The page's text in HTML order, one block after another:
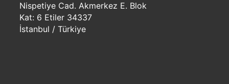
Nispetiye Cad. Akmerkez E. Blok
Kat: 6 Etiler 34337
İstanbul / Türkiye